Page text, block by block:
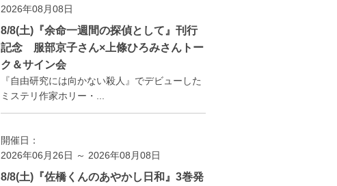
2026年08月08日
8/8(土)『余命一週間の探偵として』刊行
記念 服部京子さん×上條ひろみさんトー
ク＆サイン会
『自由研究には向かない殺人』でデビューした
ミステリ作家ホリー・...
開催日：
2026年06月26日 ～ 2026年08月08日
8/8(土)『佐橋くんのあやかし日和』3巻発